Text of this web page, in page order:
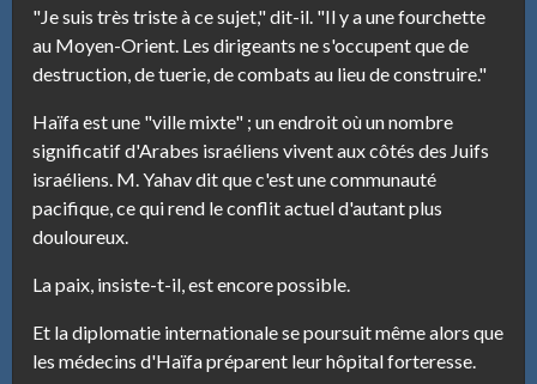
"Je suis très triste à ce sujet," dit-il. "Il y a une fourchette
au Moyen-Orient. Les dirigeants ne s'occupent que de
destruction, de tuerie, de combats au lieu de construire."
Haïfa est une "ville mixte" ; un endroit où un nombre
significatif d'Arabes israéliens vivent aux côtés des Juifs
israéliens. M. Yahav dit que c'est une communauté
pacifique, ce qui rend le conflit actuel d'autant plus
douloureux.
La paix, insiste-t-il, est encore possible.
Et la diplomatie internationale se poursuit même alors que
les médecins d'Haïfa préparent leur hôpital forteresse.